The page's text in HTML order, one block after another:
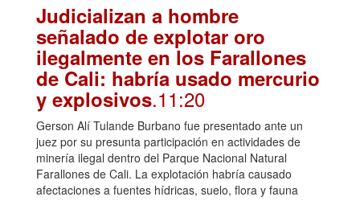
Judicializan a hombre
señalado de explotar oro
ilegalmente en los Farallones
de Cali: habría usado mercurio
y explosivos.11:20
Gerson Alí Tulande Burbano fue presentado ante un
juez por su presunta participación en actividades de
minería ilegal dentro del Parque Nacional Natural
Farallones de Cali. La explotación habría causado
afectaciones a fuentes hídricas, suelo, flora y fauna